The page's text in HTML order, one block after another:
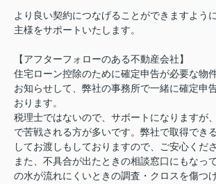
より良い契約につなげることができますよう
主様をサポートいたします。
【アフターフォローのある不動産会社】
住宅ローン控除のために確定申告が必要な物
お知らせして、弊社の事務所で一緒に確定申
おります。
税理士ではないので、サポートになりますが
で苦戦される方が多いです。弊社で取得でき
してお渡しもしておりますので、ご安心くださ
また、不具合が出たときの相談窓口にもなっ
の水が流れにくいときの調査・クロスを傷つ